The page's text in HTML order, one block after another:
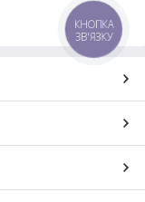
КНОПКА
ЗВ'ЯЗКУ